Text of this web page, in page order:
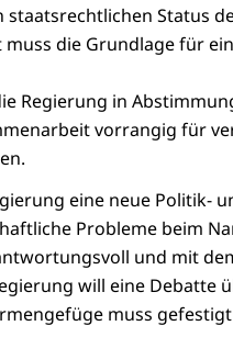
staatsrechtlichen Status
die Grundlage für
Regierung in
vorrangig für
eine neue Politik-
Probleme beim
und mit
will eine Debatte
muss